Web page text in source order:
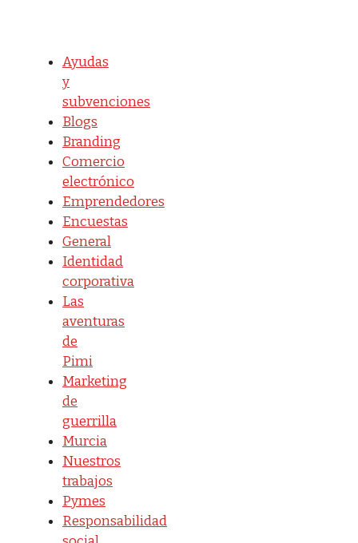
Ayudas
y
subvenciones
Blogs
Branding
Comercio
electrónico
Emprendedores
Encuestas
General
Identidad
corporativa
Las
aventuras
de
Pimi
Marketing
de
guerrilla
Murcia
Nuestros
trabajos
Pymes
Responsabilidad